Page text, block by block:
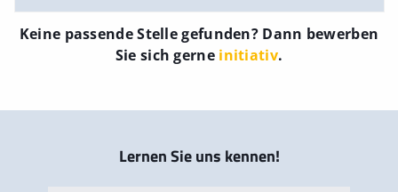
Keine passende Stelle gefunden? Dann bewerben
Sie sich gerne initiativ.
Lernen Sie uns kennen!